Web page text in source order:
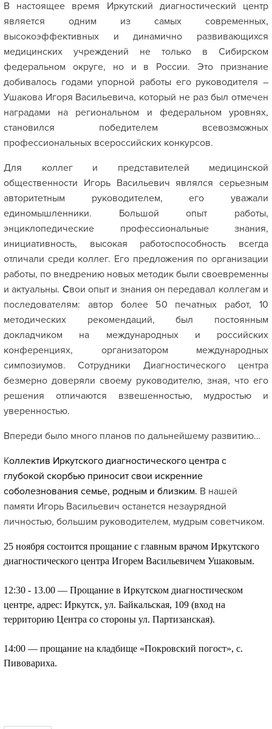
В настоящее время Иркутский диагностический центр
является одним из самых современных,
высокоэффективных и динамично развивающихся
медицинских учреждений не только в Сибирском
федеральном округе, но и в России. Это признание
добивалось годами упорной работы его руководителя –
Ушакова Игоря Васильевича, который не раз был отмечен
наградами на региональном и федеральном уровнях,
становился победителем всевозможных
профессиональных всероссийских конкурсов.
Для коллег и представителей медицинской
общественности Игорь Васильевич являлся серьезным
авторитетным руководителем, его уважали
единомышленники. Большой опыт работы,
энциклопедические профессиональные знания,
инициативность, высокая работоспособность всегда
отличали среди коллег. Его предложения по организации
работы, по внедрению новых методик были своевременны
и актуальны. Свои опыт и знания он передавал коллегам и
последователям: автор более 50 печатных работ, 10
методических рекомендаций, был постоянным
докладчиком на международных и российских
конференциях, организатором международных
симпозиумов. Сотрудники Диагностического центра
безмерно доверяли своему руководителю, зная, что его
решения отличаются взвешенностью, мудростью и
уверенностью.
Впереди было много планов по дальнейшему развитию…
Коллектив Иркутского диагностического центра с
глубокой скорбью приносит свои искренние
соболезнования семье, родным и близким. В нашей
памяти Игорь Васильевич останется незаурядной
личностью, большим руководителем, мудрым советчиком.
25 ноября состоится прощание с главным врачом Иркутского
диагностического центра Игорем Васильевичем Ушаковым.
12:30 - 13.00 — Прощание в Иркутском диагностическом
центре, адрес: Иркутск, ул. Байкальская, 109 (вход на
территорию Центра со стороны ул. Партизанская).
14:00 — прощание на кладбище «Покровский погост», с.
Пивовариха.